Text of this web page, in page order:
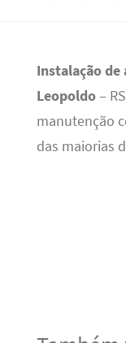
Instalação
Leopoldo–
manutenção
das maiorias